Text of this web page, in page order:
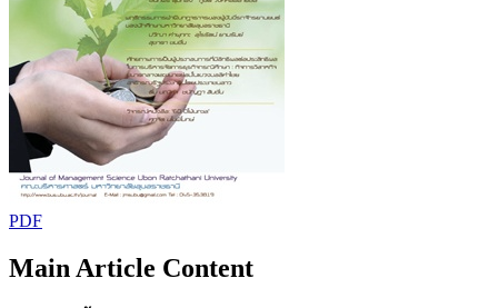
PDF
Main Article Content